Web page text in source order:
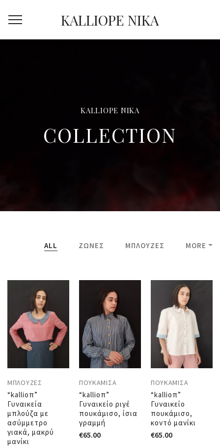
KALLIOPE NIKA
KALLIOPE NIKA
COLLECTION
ALL ΖΏΝΕΣ ΜΠΛΟΎΖΕΣ MORE
ΜΠΛΟΎΖΕΣ
“kallioπ”
Γυναικεία
μπλούζα με
ασύμμετρο
γιακά, μακρύ
μανίκι
ΠΟΥΚΆΜΙΣΑ
“kallioπ”
Γυναικείο ριγέ
πουκάμισο, ίσια
γραμμή
€65.00
ΠΟΥΚΆΜΙΣΑ
“kallioπ”
Γυναικείο
πουκάμισο,
κοντό μανίκι
€65.00